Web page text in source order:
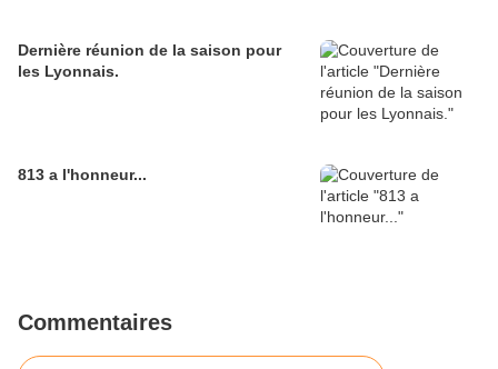
Dernière réunion de la saison pour
les Lyonnais.
813 a l'honneur...
Commentaires